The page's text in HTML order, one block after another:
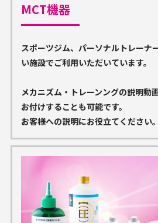
MCT機器
スポーツジム、パーソナルトレーナ
い施設でご利用いただいています。
メカニズム・トレーンングの説明動
お付けすることも可能です。
お客様への説明にお役立てください。